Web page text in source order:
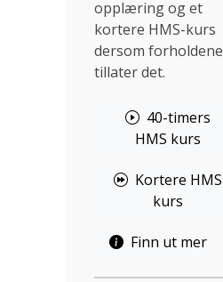
opplæring og et
kortere HMS-kurs
dersom forholdene
tillater det.
40-timers
HMS kurs
Kortere HMS
kurs
Finn ut mer